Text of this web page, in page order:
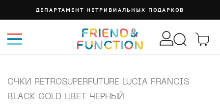
ДЕПАРТАМЕНТ НЕТРИВИАЛЬНЫХ ПОДАРКОВ
ОЧКИ RETROSUPERFUTURE LUCIA FRANCIS
BLACK GOLD ЦВЕТ ЧЕРНЫЙ